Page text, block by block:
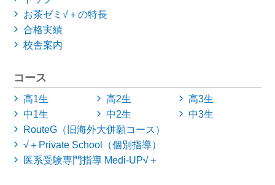
お茶ゼミ√＋の特長
合格実績
校舎案内
コース
高1生 高2生
高3生
中1生
中2生
中3生
RouteG（旧海外大併願コース）
√＋Private School（個別指導）
医系受験専門指導 Medi-UP√＋